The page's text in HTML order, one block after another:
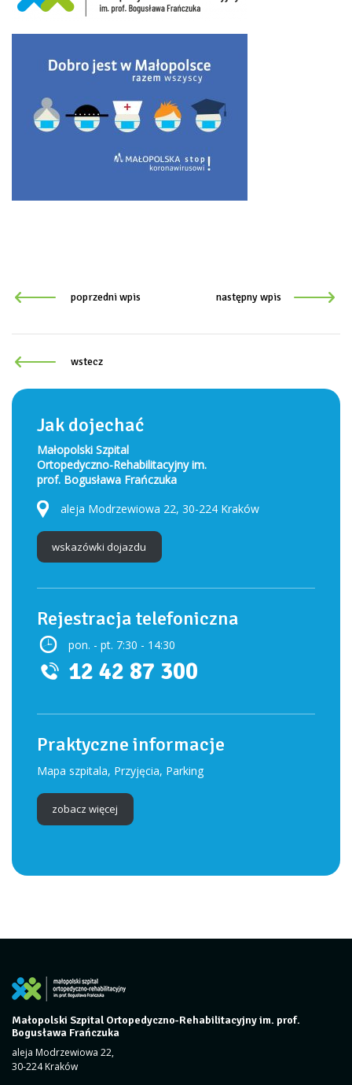
poprzedni wpis następny wpis
wstecz
Jak dojechać
Małopolski Szpital
Ortopedyczno-Rehabilitacyjny im.
prof. Bogusława Frańczuka
aleja Modrzewiowa 22, 30-224 Kraków
wskazówki dojazdu
Rejestracja telefoniczna
pon. - pt. 7:30 - 14:30
12 42 87 300
Praktyczne informacje
Mapa szpitala, Przyjęcia, Parking
zobacz więcej
Małopolski Szpital Ortopedyczno-Rehabilitacyjny im. prof.
Bogusława Frańczuka
aleja Modrzewiowa 22,
30-224 Kraków